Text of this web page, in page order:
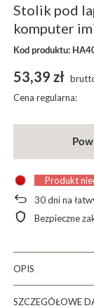
Stolik pod
komputer
Kod produktu:
53,39 zł
Cena regularna:
Produkt
30dni na
Bezpieczne
OPIS
SZCZEGÓŁOWE